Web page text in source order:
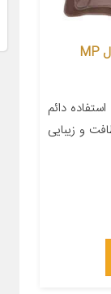
کفپوش سه بعدی خودرو پانیذ مدل MP
دائم
و زیبایی